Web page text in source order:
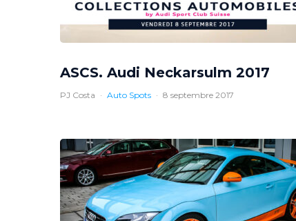
ASCS. Audi Neckarsulm 2017
PJ Costa · Auto Spots · 8 septembre 2017